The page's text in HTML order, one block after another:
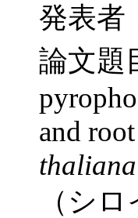
発表者
論文題
and
thaliana
（シ